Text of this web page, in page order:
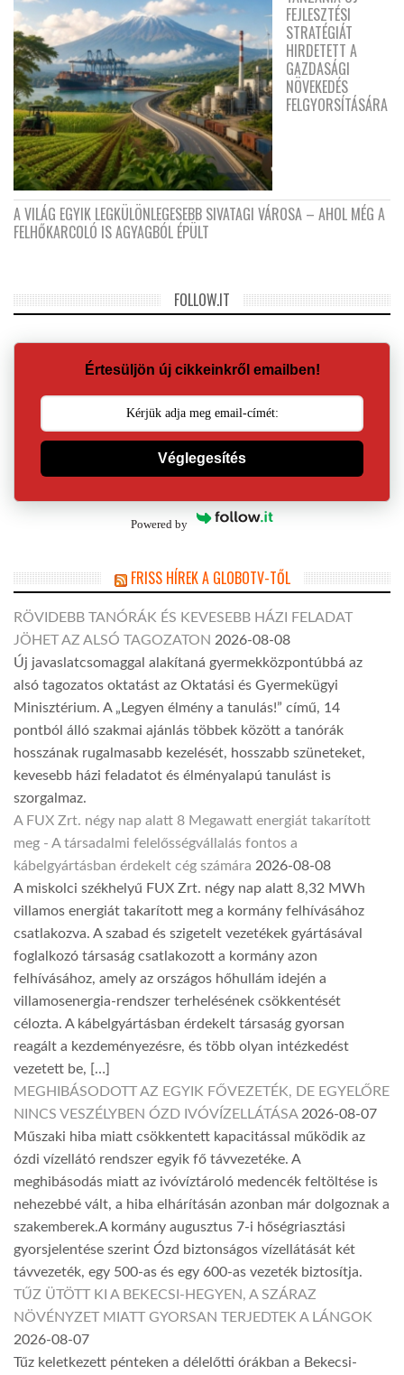
FEJLESZTÉSI
STRATÉGIÁT
HIRDETETT A
GAZDASÁGI
NÖVEKEDÉS
FELGYORSÍTÁSÁRA
A VILÁG EGYIK LEGKÜLÖNLEGESEBB SIVATAGI VÁROSA – AHOL MÉG A
FELHŐKARCOLÓ IS AGYAGBÓL ÉPÜLT
FOLLOW.IT
Értesüljön új cikkeinkről emailben!
Véglegesítés
Powered by
FRISS HÍREK A GLOBOTV-TŐL
RÖVIDEBB TANÓRÁK ÉS KEVESEBB HÁZI FELADAT
JÖHET AZ ALSÓ TAGOZATON 2026-08-08
Új javaslatcsomaggal alakítaná gyermekközpontúbbá az
alsó tagozatos oktatást az Oktatási és Gyermekügyi
Minisztérium. A „Legyen élmény a tanulás!” című, 14
pontból álló szakmai ajánlás többek között a tanórák
hosszának rugalmasabb kezelését, hosszabb szüneteket,
kevesebb házi feladatot és élményalapú tanulást is
szorgalmaz.
A FUX Zrt. négy nap alatt 8 Megawatt energiát takarított
meg - A társadalmi felelősségvállalás fontos a
kábelgyártásban érdekelt cég számára 2026-08-08
A miskolci székhelyű FUX Zrt. négy nap alatt 8,32 MWh
villamos energiát takarított meg a kormány felhívásához
csatlakozva. A szabad és szigetelt vezetékek gyártásával
foglalkozó társaság csatlakozott a kormány azon
felhívásához, amely az országos hőhullám idején a
villamosenergia-rendszer terhelésének csökkentését
célozta. A kábelgyártásban érdekelt társaság gyorsan
reagált a kezdeményezésre, és több olyan intézkedést
vezetett be, […]
MEGHIBÁSODOTT AZ EGYIK FŐVEZETÉK, DE EGYELŐRE
NINCS VESZÉLYBEN ÓZD IVÓVÍZELLÁTÁSA 2026-08-07
Műszaki hiba miatt csökkentett kapacitással működik az
ózdi vízellátó rendszer egyik fő távvezetéke. A
meghibásodás miatt az ivóvíztároló medencék feltöltése is
nehezebbé vált, a hiba elhárításán azonban már dolgoznak a
szakemberek.A kormány augusztus 7-i hőségriasztási
gyorsjelentése szerint Ózd biztonságos vízellátását két
távvezeték, egy 500-as és egy 600-as vezeték biztosítja.
TŰZ ÜTÖTT KI A BEKECSI-HEGYEN, A SZÁRAZ
NÖVÉNYZET MIATT GYORSAN TERJEDTEK A LÁNGOK
2026-08-07
Tűz keletkezett pénteken a délelőtti órákban a Bekecsi-